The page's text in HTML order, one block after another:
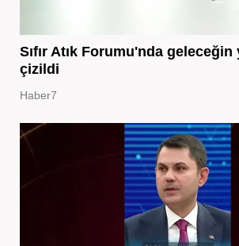
Sıfır Atık Forumu'nda geleceğin
çizildi
Haber7